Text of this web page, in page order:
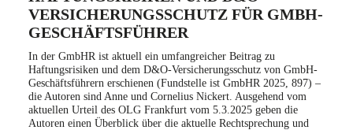
VERSICHERUNGSSCHUTZ FÜR GMBH-
GESCHÄFTSFÜHRER
In der GmbHR ist aktuell ein umfangreicher Beitrag zu
Haftungsrisiken und dem D&O-Versicherungsschutz von GmbH-
Geschäftsführern erschienen (Fundstelle ist GmbHR 2025, 897) –
die Autoren sind Anne und Cornelius Nickert. Ausgehend vom
aktuellen Urteil des OLG Frankfurt vom 5.3.2025 geben die
Autoren einen Überblick über die aktuelle Rechtsprechung und